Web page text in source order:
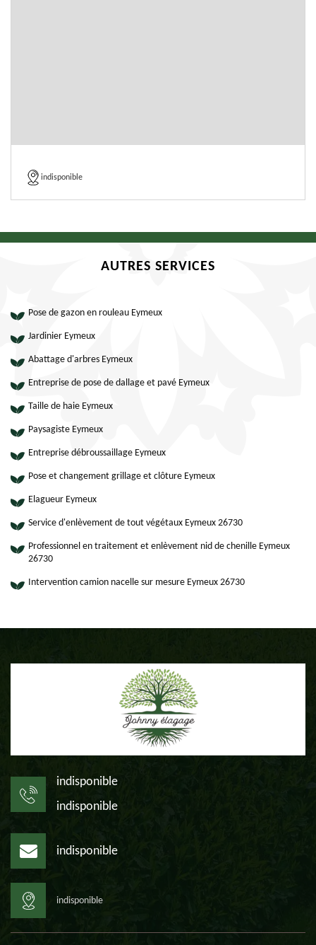
indisponible
AUTRES SERVICES
Pose de gazon en rouleau Eymeux
Jardinier Eymeux
Abattage d'arbres Eymeux
Entreprise de pose de dallage et pavé Eymeux
Taille de haie Eymeux
Paysagiste Eymeux
Entreprise débroussaillage Eymeux
Pose et changement grillage et clôture Eymeux
Elagueur Eymeux
Service d'enlèvement de tout végétaux Eymeux 26730
Professionnel en traitement et enlèvement nid de chenille Eymeux
26730
Intervention camion nacelle sur mesure Eymeux 26730
indisponible
indisponible
indisponible
indisponible